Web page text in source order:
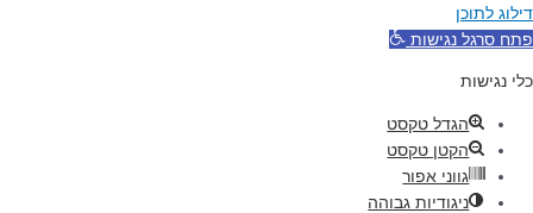
דילוג לתוכן
פתח סרגל נגישות
כלי נגישות
הגדל טקסט
הקטן טקסט
גווני אפור
ניגודיות גבוהה